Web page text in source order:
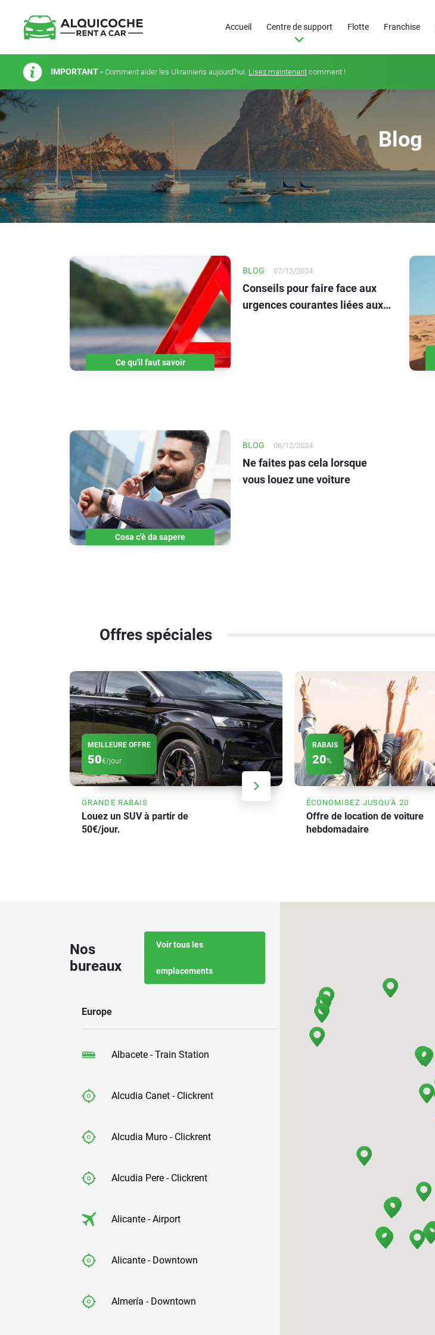
Accueil Centre de support Flotte Franchise
IMPORTANT - Comment aider les Ukrainiens aujourd'hui. Lisez maintenant comment !
Blog
Ce qu'il faut savoir
BLOG 07/12/2024
Conseils pour faire face aux
urgences courantes liées aux
Cosa c'è da sapere
BLOG 06/12/2024
Ne faites pas cela lorsque
vous louez une voiture
Offres spéciales
MEILLEURE OFFRE
50€/jour
GRANDE RABAIS
Louez un SUV à partir de
50€/jour.
RABAIS
20%
ÉCONOMISEZ JUSQU'À 20
Offre de location de voiture
hebdomadaire
Nos
bureaux
Voir tous les
emplacements
Europe
Albacete - Train Station
Alcudia Canet - Clickrent
Alcudia Muro - Clickrent
Alcudia Pere - Clickrent
Alicante - Airport
Alicante - Downtown
Almería - Downtown